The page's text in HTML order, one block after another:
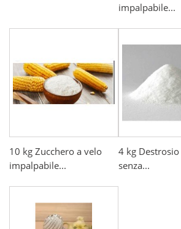
impalpabile...
10 kg Zucchero a velo
impalpabile...
4 kg
senza...